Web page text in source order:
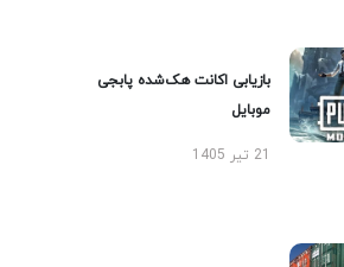
بازیابی اکانت هک‌شده پابجی
موبایل
21 تیر 1405